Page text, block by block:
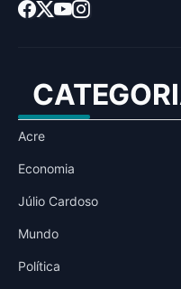
Acre
Economia
Júlio Cardoso
Mundo
Política